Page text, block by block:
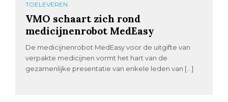
TOELEVEREN
VMO schaart zich rond
medicijnenrobot MedEasy
De medicijnenrobot MedEasy voor de uitgifte van
verpakte medicijnen vormt het hart van de
gezamenlijke presentatie van enkele leden van […]